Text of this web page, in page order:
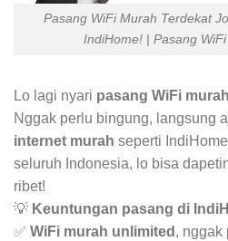
Pasang WiFi Murah Terdekat
IndiHome! | Pasang
Lo lagi nyari pasang WiFi
Nggak perlu bingung, langsung
internet murah seperti
seluruh Indonesia, lo bisa
ribet!
💡 Keuntungan pasang di
✅ WiFi murah unlimited , nggak